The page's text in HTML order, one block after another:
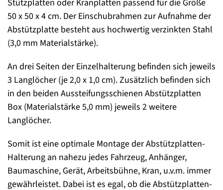
Stützplatten oder Kranplatten passend für die Größe
50 x 50 x 4 cm. Der Einschubrahmen zur Aufnahme der
Abstützplatte besteht aus hochwertig verzinkten Stahl
(3,0 mm Materialstärke).
An drei Seiten der Einzelhalterung befinden sich jeweils
3 Langlöcher (je 2,0 x 1,0 cm). Zusätzlich befinden sich
in den beiden Aussteifungsschienen Abstützplatten
Box (Materialstärke 5,0 mm) jeweils 2 weitere
Langlöcher.
Somit ist eine optimale Montage der Abstützplatten-
Halterung an nahezu jedes Fahrzeug, Anhänger,
Baumaschine, Gerät, Arbeitsbühne, Kran, u.v.m. immer
gewährleistet. Dabei ist es egal, ob die Abstützplatten-